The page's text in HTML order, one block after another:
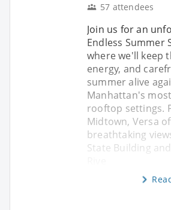
57 attendees
Join us for an
Endless Summer
where we'll keep
energy, and
summer alive
Manhattan's
rooftop settings.
Midtown, Versa
breathtaking
State Building